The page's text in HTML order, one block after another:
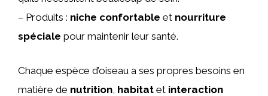
– Produits : niche confortable et nourriture
spéciale pour maintenir leur santé.
Chaque espèce d’oiseau a ses propres besoins en
matière de nutrition habitat et interaction